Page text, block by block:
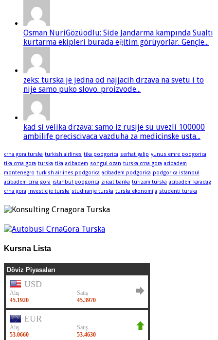
Osman NuriGözüodlu: Side Jandarma kampında Sualtı
kurtarma ekipleri burada eğitim görüyorlar. Gençle...
zeks: turska je jedna od najjacih drzava na svetu i to
nije samo puko slovo. proizvode...
kad si velika drzava: samo iz rusije su uvezli 100000
ambilife preciscivaca vazduha za medicinske usta...
crna gora turska turkish airlines tika podgorica serhat galip yunus emre podgorica
tika crna gora turska tika acibadem songul ozan turska crna gora acibadem
montenegro turkish airlines podgorica acibadem podgorica podgorica istanbul
acibadem crna gora istanbul podgorica ziraat banka turizam turska acibadem karadag
crna gora investicije turska studiranje turska turska ekonomija studenti turska
Kursna Lista